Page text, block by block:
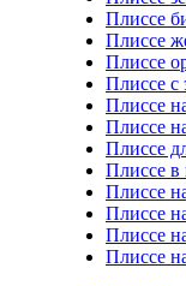
Плиссе
Плиссе
Плиссе
Плиссе с
Плиссе
Плиссе
Плиссе
Плиссе в
Плиссе
Плиссе
Плиссе
Плиссе